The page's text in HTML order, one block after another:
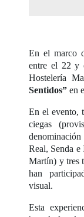
En el marco
entre el 22
Hostelería
Sentidos” en
En el evento,
ciegas
Real, Senda
Martín) y tres
han
visual.
Esta